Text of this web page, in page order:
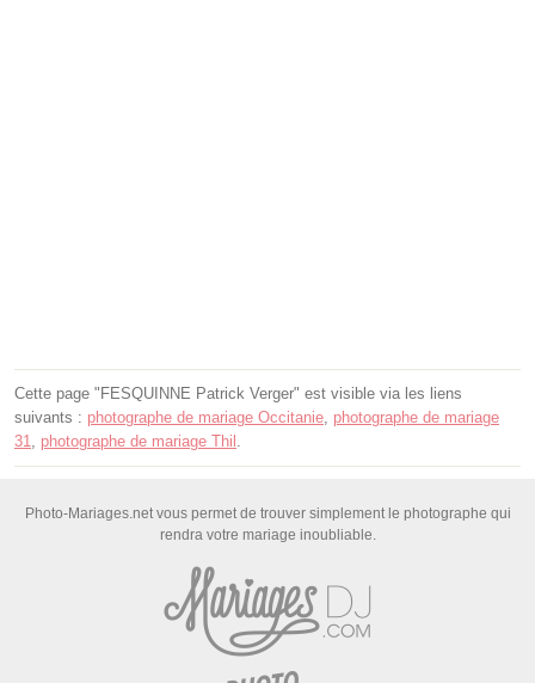
Cette page "FESQUINNE Patrick Verger" est visible via les liens
suivants : photographe de mariage Occitanie, photographe de mariage
31, photographe de mariage Thil .
Photo-Mariages.net vous permet de trouver simplement le photographe qui
rendra votre mariage inoubliable.